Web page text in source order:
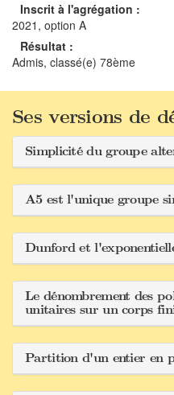
Inscrit à l'agrégation :
2021, option A
Résultat :
Admis, classé(e) 78ème
Ses versions de
Simplicité du groupe
A5 est l'unique groupe
Dunford et
Le dénombrement des
unitaires sur un corps
Partition d'un entier en